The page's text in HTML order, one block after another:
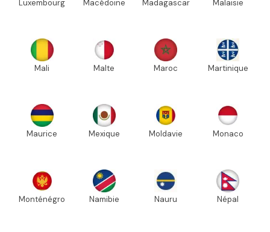
Luxembourg Macédoine Madagascar Malaisie
Mali Malte Maroc Martinique
Maurice Mexique Moldavie Monaco
Monténégro Namibie Nauru Népal